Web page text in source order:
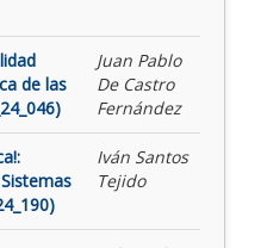
de las
Juan Pablo
De Castro
Fernández
Iván Santos
Tejido